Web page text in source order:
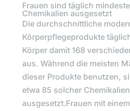
Frauen sind täglich
Chemikalien ausgesetzt
Die durchschnittliche
Körperpflegeprodukte
Körper damit 168
aus. Während die meisten
dieser Produkte benutzen,
etwa 85 solcher
ausgesetzt.Frauen mit